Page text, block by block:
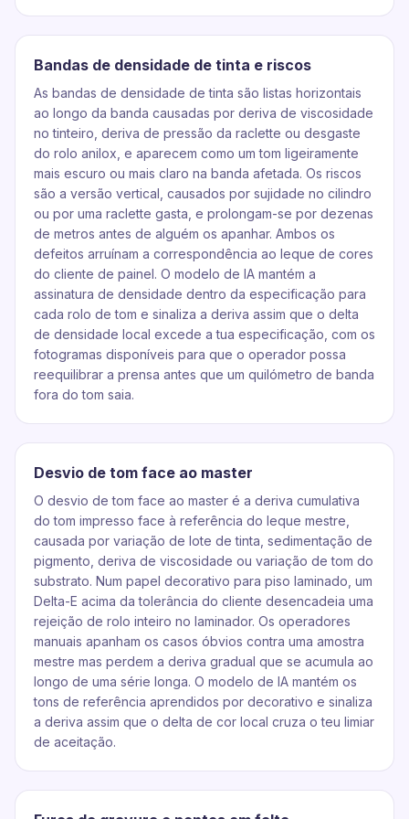
Bandas de densidade de tinta e riscos
As bandas de densidade de tinta são listas horizontais
ao longo da banda causadas por deriva de viscosidade
no tinteiro, deriva de pressão da raclette ou desgaste
do rolo anilox, e aparecem como um tom ligeiramente
mais escuro ou mais claro na banda afetada. Os riscos
são a versão vertical, causados por sujidade no cilindro
ou por uma raclette gasta, e prolongam-se por dezenas
de metros antes de alguém os apanhar. Ambos os
defeitos arruínam a correspondência ao leque de cores
do cliente de painel. O modelo de IA mantém a
assinatura de densidade dentro da especificação para
cada rolo de tom e sinaliza a deriva assim que o delta
de densidade local excede a tua especificação, com os
fotogramas disponíveis para que o operador possa
reequilibrar a prensa antes que um quilómetro de banda
fora do tom saia.
Desvio de tom face ao master
O desvio de tom face ao master é a deriva cumulativa
do tom impresso face à referência do leque mestre,
causada por variação de lote de tinta, sedimentação de
pigmento, deriva de viscosidade ou variação de tom do
substrato. Num papel decorativo para piso laminado, um
Delta-E acima da tolerância do cliente desencadeia uma
rejeição de rolo inteiro no laminador. Os operadores
manuais apanham os casos óbvios contra uma amostra
mestre mas perdem a deriva gradual que se acumula ao
longo de uma série longa. O modelo de IA mantém os
tons de referência aprendidos por decorativo e sinaliza
a deriva assim que o delta de cor local cruza o teu limiar
de aceitação.